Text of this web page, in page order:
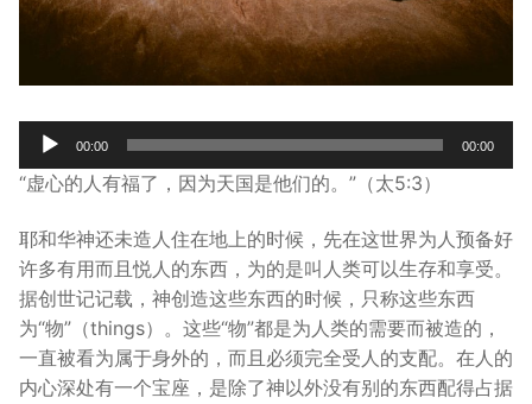
宣教事工
神学研究
Audio
Player
00:00 00:00
“虚心的人有福了，因为天国是他们的。”（太5:3）
耶和华神还未造人住在地上的时候，先在这世界为人预备好
许多有用而且悦人的东西，为的是叫人类可以生存和享受。
据创世记记载，神创造这些东西的时候，只称这些东西
为“物”（things）。这些“物”都是为人类的需要而被造的，
一直被看为属于身外的，而且必须完全受人的支配。在人的
内心深处有一个宝座，是除了神以外没有别的东西配得占据